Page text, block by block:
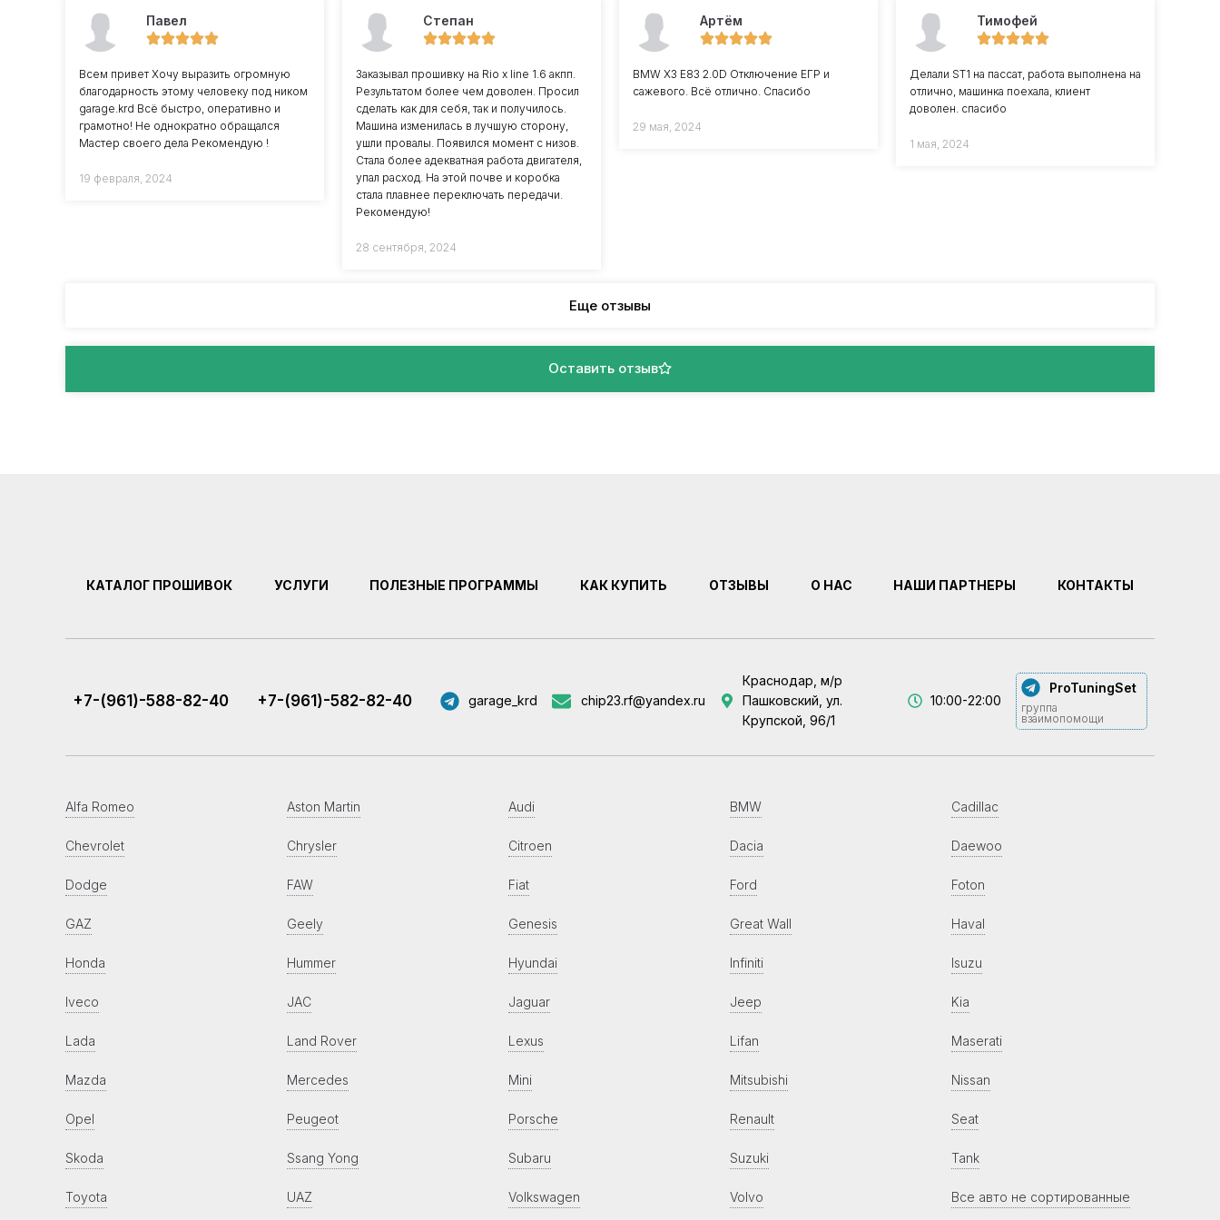
Павел
Всем привет Хочу выразить огромную
благодарность этому человеку под ником
garage.krd Всё быстро, оперативно и
грамотно! Не однократно обращался
Мастер своего дела Рекомендую !
19 февраля, 2024
Степан
Заказывал прошивку на Rio x line 1.6 акпп.
Результатом более чем доволен. Просил
сделать как для себя, так и получилось.
Машина изменилась в лучшую сторону,
ушли провалы. Появился момент с низов.
Стала более адекватная работа двигателя,
упал расход. На этой почве и коробка
стала плавнее переключать передачи.
Рекомендую!
28 сентября, 2024
Артём
BMW X3 E83 2.0D Отключение ЕГР и
сажевого. Всё отлично. Спасибо
29 мая, 2024
Тимофей
Делали ST1 на пассат, работа выполнена на
отлично, машинка поехала, клиент
доволен. спасибо
1 мая, 2024
Еще отзывы
Оставить отзыв
КАТАЛОГ ПРОШИВОК УСЛУГИ ПОЛЕЗНЫЕ ПРОГРАММЫ КАК КУПИТЬ ОТЗЫВЫ О НАС НАШИ ПАРТНЕРЫ КОНТАКТЫ
+7-(961)-588-82-40 +7-(961)-582-82-40 garage_krd chip23.rf@yandex.ru
Краснодар, м/р
Пашковский, ул.
Крупской, 96/1
10:00-22:00
ProTuningSet
группа
взаимопомощи
Alfa Romeo Aston Martin Audi BMW Cadillac
Chevrolet Chrysler Citroen Dacia Daewoo
Dodge FAW Fiat Ford Foton
GAZ Geely Genesis Great Wall Haval
Honda Hummer Hyundai Infiniti Isuzu
Iveco JAC Jaguar Jeep Kia
Lada Land Rover Lexus Lifan Maserati
Mazda Mercedes Mini Mitsubishi Nissan
Opel Peugeot Porsche Renault Seat
Skoda Ssang Yong Subaru Suzuki Tank
Toyota UAZ Volkswagen Volvo Все авто не сортированные